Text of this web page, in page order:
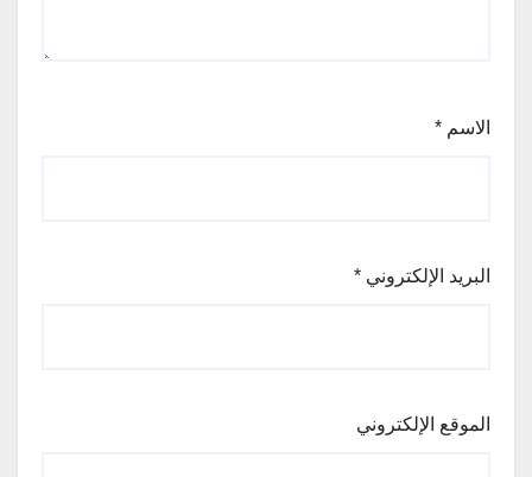
الاسم *
البريد الإلكتروني *
الموقع الإلكتروني